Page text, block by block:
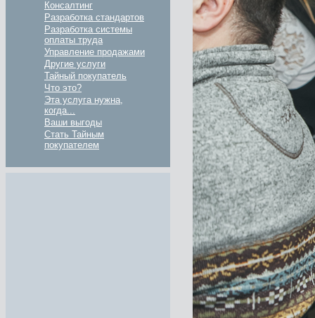
Консалтинг
Разработка стандартов
Разработка системы
оплаты труда
Управление продажами
Другие услуги
Тайный покупатель
Что это?
Эта услуга нужна,
когда...
Ваши выгоды
Стать Тайным
покупателем